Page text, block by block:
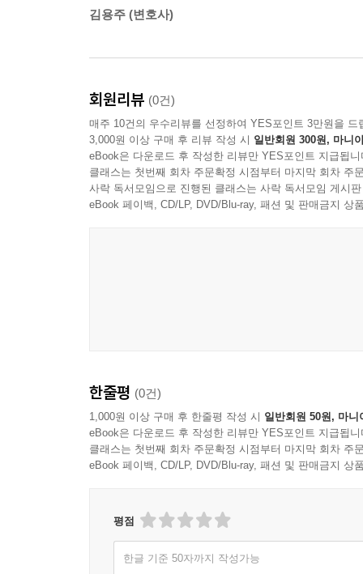
김용주 (변호사)
회원리뷰 (0건)
매주 10건의 우수리뷰를 선정하여 YES포인트 3만원을 드
3,000원 이상 구매 후 리뷰 작성 시 일반회원 300원, 마니
eBook은 다운로드 후 작성한 리뷰만 YES포인트 지급됩니
클래스는 첫번째 회차 주문확정 시점부터 마지막 회차 주
사락 독서모임으로 진행된 클래스는 사락 독서모임 게시
eBook 페이백, CD/LP, DVD/Blu-ray, 패션 및 판매금지 상
한줄평 (0건)
1,000원 이상 구매 후 한줄평 작성 시 일반회원 50원, 마니
eBook은 다운로드 후 작성한 리뷰만 YES포인트 지급됩니
클래스는 첫번째 회차 주문확정 시점부터 마지막 회차 주
eBook 페이백, CD/LP, DVD/Blu-ray, 패션 및 판매금지 상
평점
한글 기준 50자까지 작성가능